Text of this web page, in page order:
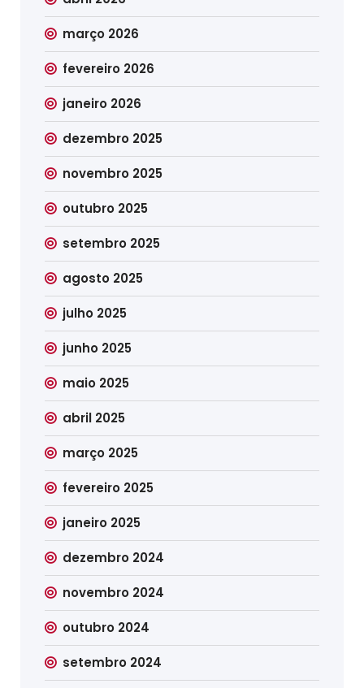
março 2026
fevereiro 2026
janeiro 2026
dezembro 2025
novembro 2025
outubro 2025
setembro 2025
agosto 2025
julho 2025
junho 2025
maio 2025
abril 2025
março 2025
fevereiro 2025
janeiro 2025
dezembro 2024
novembro 2024
outubro 2024
setembro 2024